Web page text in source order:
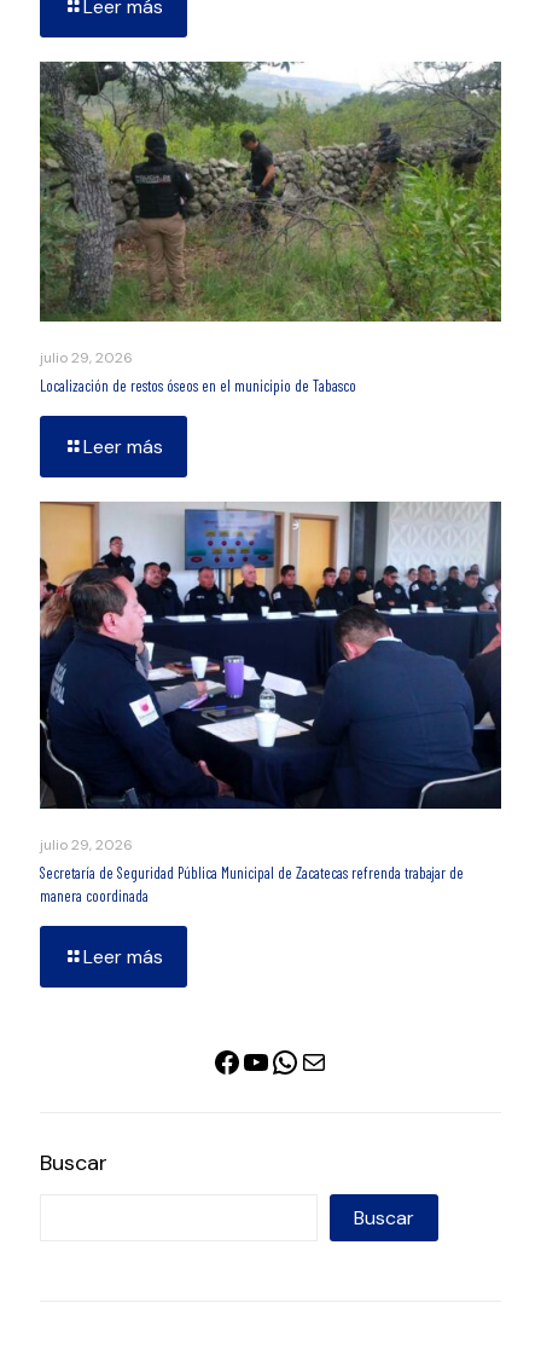
Leer más
julio 29, 2026
Localización de restos óseos en el municipio de Tabasco
Leer más
julio 29, 2026
Secretaría de Seguridad Pública Municipal de Zacatecas refrenda trabajar de
manera coordinada
Leer más
Facebook
YouTube
WhatsApp
Correo electrónico
Buscar
Buscar